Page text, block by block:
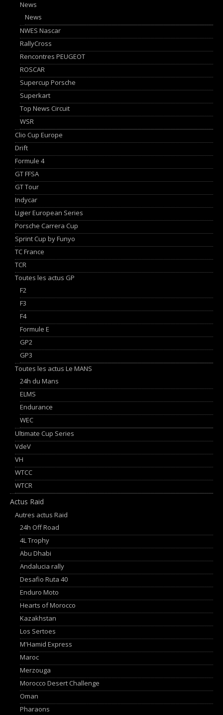
News
News
NWES Nascar
RallyCross
Rencontres PEUGEOT
ROSCAR
Supercup Porsche
Superkart
Top News Circuit
WSR
Clio Cup Europe
Drift
Formule 4
GT FFSA
GT Tour
Indycar
Ligier European Series
Porsche Carrera Cup
Sprint Cup by Funyo
TC France
TCR
Toutes les actus GP
F2
F3
F4
Formule E
GP2
GP3
Toutes les actus Le MANS
24h du Mans
ELMS
Endurance
WEC
Ultimate Cup Series
VdeV
VH
WTCC
WTCR
Actus Raid
Autres actus Raid
24h Off Road
4L Trophy
Abu Dhabi
Andalucia rally
Desafio Ruta 40
Enduro Moto
Hearts of Morocco
Kazakhstan
Los Sertoes
M'Hamid Express
Maroc
Merzouga
Morocco Desert Challenge
Oman
Pharaons